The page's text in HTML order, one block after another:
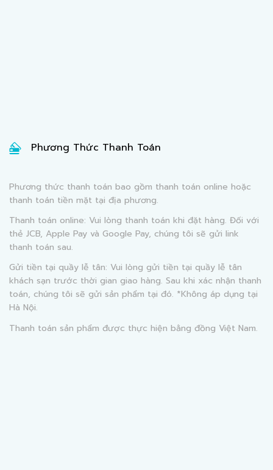
Phương Thức Thanh Toán
Phương thức thanh toán bao gồm thanh toán online hoặc
thanh toán tiền mặt tại địa phương.
Thanh toán online: Vui lòng thanh toán khi đặt hàng. Đối với
thẻ JCB, Apple Pay và Google Pay, chúng tôi sẽ gửi link
thanh toán sau.
Gửi tiền tại quầy lễ tân: Vui lòng gửi tiền tại quầy lễ tân
khách sạn trước thời gian giao hàng. Sau khi xác nhận thanh
toán, chúng tôi sẽ gửi sản phẩm tại đó. *Không áp dụng tại
Hà Nội.
Thanh toán sản phẩm được thực hiện bằng đồng Việt Nam.